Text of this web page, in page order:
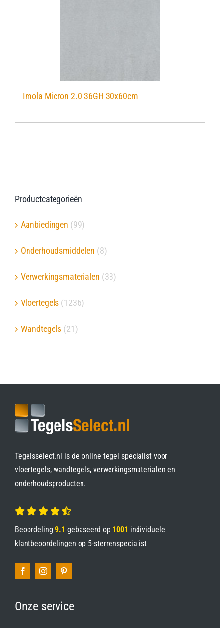
Imola Micron 2.0 36GH 30x60cm
Productcategorieën
Aanbiedingen (99)
Onderhoudsmiddelen (8)
Verwerkingsmaterialen (33)
Vloertegels (1236)
Wandtegels (21)
Tegelsselect.nl is de online tegel specialist voor
vloertegels, wandtegels, verwerkingsmaterialen en
onderhoudsproducten.
Beoordeling 9.1 gebaseerd op 1001 individuele
klantbeoordelingen op 5-sterrenspecialist
Onze service